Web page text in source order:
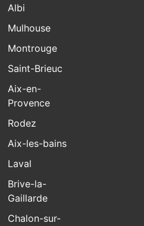
Albi
Mulhouse
Montrouge
Saint-Brieuc
Aix-en-
Provence
Rodez
Aix-les-bains
Laval
Brive-la-
Gaillarde
Chalon-sur-